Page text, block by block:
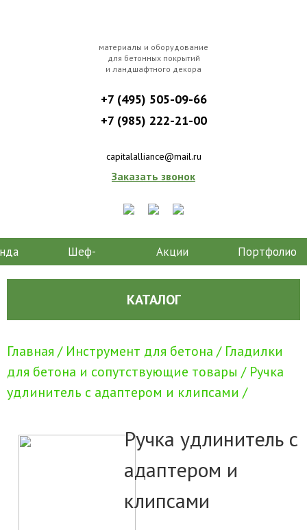
материалы и оборудование
для бетонных покрытий
и ландшафтного декора
+7 (495) 505-09-66
+7 (985) 222-21-00
capitalalliance@mail.ru
Заказать звонок
Шеф-
монтаж
Акции Портфолио
КАТАЛОГ
Главная / Инструмент для бетона / Гладилки
для бетона и сопутствующие товары / Ручка
удлинитель с адаптером и клипсами /
Ручка удлинитель с
адаптером и
клипсами